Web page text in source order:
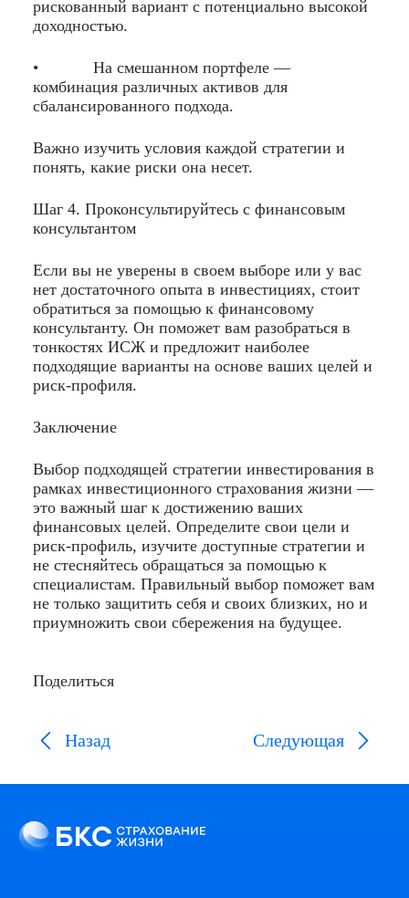
рискованный вариант с потенциально высокой
доходностью.
• На смешанном портфеле —
комбинация различных активов для
сбалансированного подхода.
Важно изучить условия каждой стратегии и
понять, какие риски она несет.
Шаг 4. Проконсультируйтесь с финансовым
консультантом
Если вы не уверены в своем выборе или у вас
нет достаточного опыта в инвестициях, стоит
обратиться за помощью к финансовому
консультанту. Он поможет вам разобраться в
тонкостях ИСЖ и предложит наиболее
подходящие варианты на основе ваших целей и
риск-профиля.
Заключение
Выбор подходящей стратегии инвестирования в
рамках инвестиционного страхования жизни —
это важный шаг к достижению ваших
финансовых целей. Определите свои цели и
риск-профиль, изучите доступные стратегии и
не стесняйтесь обращаться за помощью к
специалистам. Правильный выбор поможет вам
не только защитить себя и своих близких, но и
приумножить свои сбережения на будущее.
Поделиться
Назад Следующая